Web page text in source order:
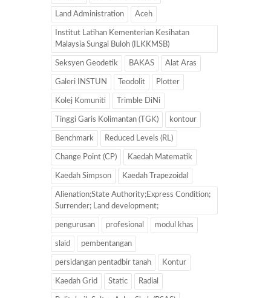
Land Administration Aceh
Institut Latihan Kementerian Kesihatan
Malaysia Sungai Buloh (ILKKMSB)
Seksyen Geodetik BAKAS Alat Aras
Galeri INSTUN Teodolit Plotter
Kolej Komuniti Trimble DiNi
Tinggi Garis Kolimantan (TGK) kontour
Benchmark Reduced Levels (RL)
Change Point (CP) Kaedah Matematik
Kaedah Simpson Kaedah Trapezoidal
Alienation;State Authority;Express Condition;
Surrender; Land development;
pengurusan profesional modul khas
slaid pembentangan
persidangan pentadbir tanah Kontur
Kaedah Grid Static Radial